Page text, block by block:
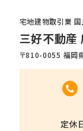
宅地建物取引業 国
三好不動産
〒810-0055 福岡
定休